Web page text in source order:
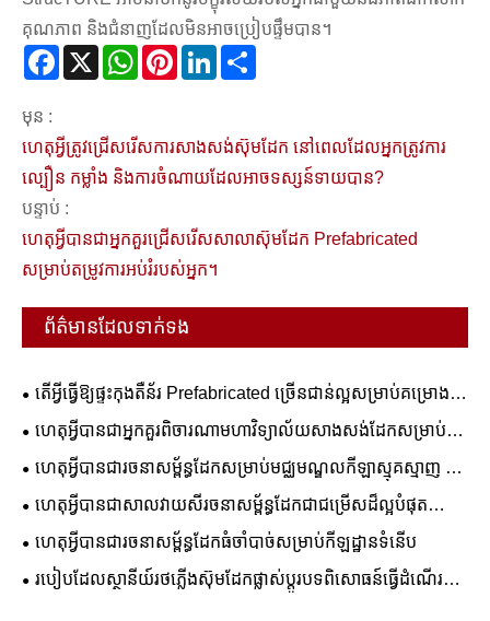
គុណភាព និងជំនាញដែលមិនអាចប្រៀបផ្ទឹមបាន។
Facebook
X WhatsAppPinterestLinkedIn
មុន :
ហេតុអ្វីត្រូវជ្រើសរើសការសាងសង់ស៊ុមដែក នៅពេលដែលអ្នកត្រូវការ
ល្បឿន កម្លាំង និងការចំណាយដែលអាចទស្សន៍ទាយបាន?
បន្ទាប់ :
ហេតុអ្វីបានជាអ្នកគួរជ្រើសរើសសាលាស៊ុមដែក Prefabricated
សម្រាប់តម្រូវការអប់រំរបស់អ្នក។
ព័ត៌មានដែលទាក់ទង
តើអ្វីធ្វើឱ្យផ្ទះកុងតឺន័រ Prefabricated ច្រើនជាន់ល្អសម្រាប់គម្រោង
ពាណិជ្ជកម្ម និងលំនៅដ្ឋាន?
ហេតុអ្វីបានជាអ្នកគួរពិចារណាមហាវិទ្យាល័យសាងសង់ដែកសម្រាប់ការ
អប់រំរបស់អ្នក។
ហេតុអ្វីបានជារចនាសម្ព័ន្ធដែកសម្រាប់មជ្ឈមណ្ឌលកីឡាស្មុគស្មាញ ជា
ដំណោះស្រាយដ៏ល្អបំផុតសម្រាប់ការសាងសង់កីឡដ្ឋានទំនើប
ហេតុអ្វីបានជាសាលវាយសីរចនាសម្ព័ន្ធដែកជាជម្រើសដ៏ល្អបំផុត
សម្រាប់ឧបករណ៍កីឡាទំនើប
ហេតុអ្វី​បាន​ជា​រចនាសម្ព័ន្ធ​ដែក​ធំ​ចាំបាច់​សម្រាប់​កីឡដ្ឋាន​ទំនើប
របៀបដែលស្ថានីយ៍រថភ្លើងស៊ុមដែកផ្លាស់ប្តូរបទពិសោធន៍ធ្វើដំណើរ